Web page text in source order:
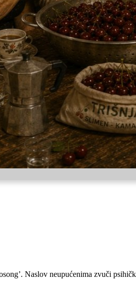
Naslov neupućenima zvuči